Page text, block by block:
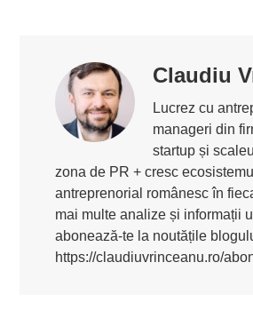
Claudiu
Lucrez cu
manageri din
startup și
zona de PR + cresc ecosistemul
antreprenorial românesc în
mai multe analize și informații
abonează-te la noutățile
https://claudiuvrinceanu.ro/